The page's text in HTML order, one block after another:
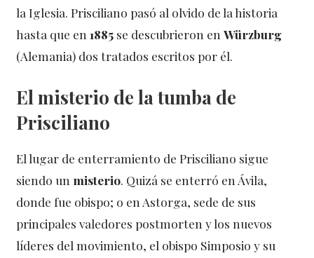
la Iglesia. Prisciliano pasó al olvido de la historia
hasta que en1885 se descubrieron enWürzburg
(Alemania) dos tratados escritos por él.
El misterio de la tumba de
Prisciliano
El lugar de enterramiento de Prisciliano sigue
siendo un misterio. Quizá se enterró en Ávila,
donde fue obispo; o en Astorga, sede de sus
principales valedores postmorten y los nuevos
líderes del movimiento, el obispo Simposio y su